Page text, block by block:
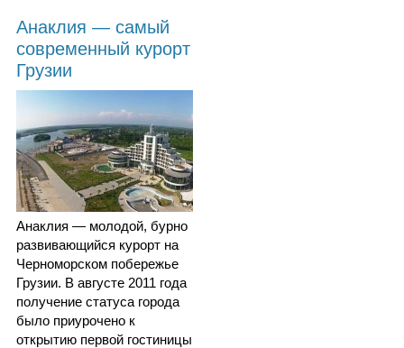
Анаклия — самый
современный курорт
Грузии
Анаклия — молодой, бурно
развивающийся курорт на
Черноморском побережье
Грузии. В августе 2011 года
получение статуса города
было приурочено к
открытию первой гостиницы